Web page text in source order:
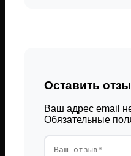
Оставить
Ваш адрес email
Обязательные